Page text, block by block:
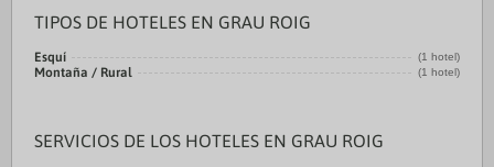
TIPOS DE HOTELES EN GRAU ROIG
Esquí (1 hotel)
Montaña / Rural (1 hotel)
SERVICIOS DE LOS HOTELES EN GRAU ROIG